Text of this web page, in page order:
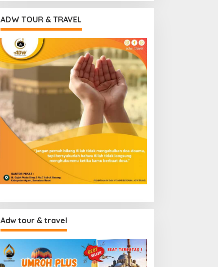
ADW TOUR & TRAVEL
Adw tour & travel